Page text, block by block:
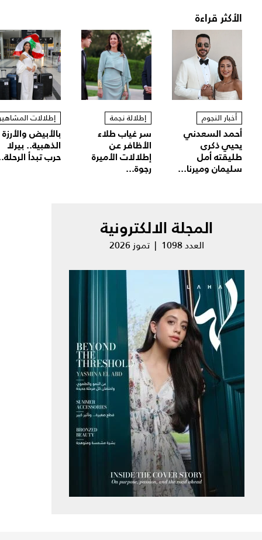
الأكثر قراءة
أخبار النجوم
أحمد السعدني
يحيي ذكرى
طليقته أمل
سليمان وميرنا...
إطلالة نجمة
سر غياب طلاء
الأظافر عن
إطلالات الأميرة
رجوة...
إطلالات
بالأبيض والأرزة
الذهبية.. بيرلا
حرب تبدأ
المجلة الالكترونية
العدد 1098 | تموز 2026